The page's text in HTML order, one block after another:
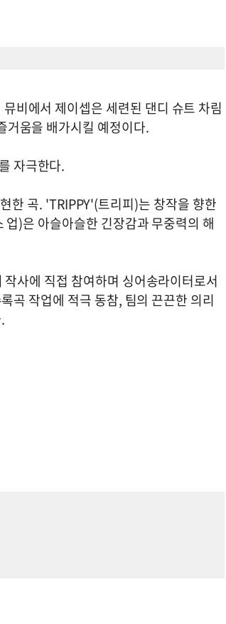
비에서 제이셉은 세련된 댄디 슈트 차림
거움을 배가시킬 예정이다.
자극한다.
한 곡. 'TRIPPY'(트리피)는 창작을 향한
)은 아슬아슬한 긴장감과 무중력의 해
사에 직접 참여하며 싱어송라이터로서
곡 작업에 적극 동참, 팀의 끈끈한 의리